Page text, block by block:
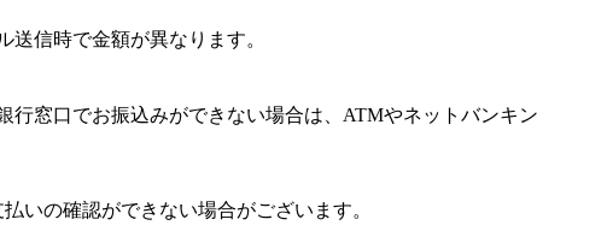
信時で金額が異なります。
窓口でお振込みができない場合は、ATMやネットバンキン
いの確認ができない場合がございます。